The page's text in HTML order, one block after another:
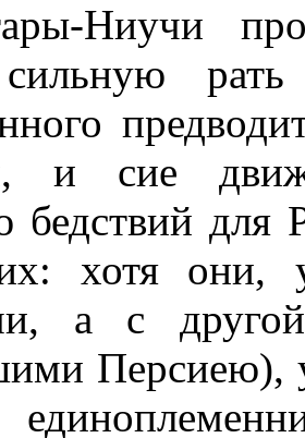
Ниучи
сильную
и сие
бедствий для
хотя они,
а с
Персиею),